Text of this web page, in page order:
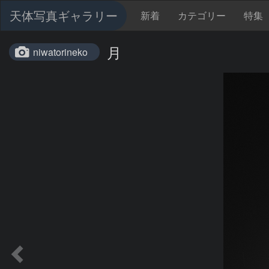
天体写真ギャラリー 新着 カテゴリー 特集
niwatorineko 月